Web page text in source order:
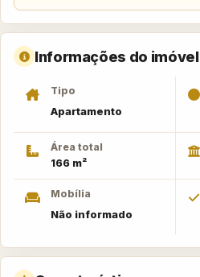
Informações do imóvel
Tipo
Apartamento
Área total
166 m²
Mobília
Não informado